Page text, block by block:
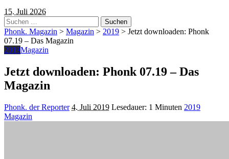
15. Juli 2026
Suchen
nach:
Phonk. Magazin > Magazin > 2019 > Jetzt downloaden: Phonk
07.19 – Das Magazin
2019Magazin
Jetzt downloaden: Phonk 07.19 – Das
Magazin
Posted
by
Phonk. der Reporter 4. Juli 2019 Lesedauer: 1 Minuten 2019
Magazin